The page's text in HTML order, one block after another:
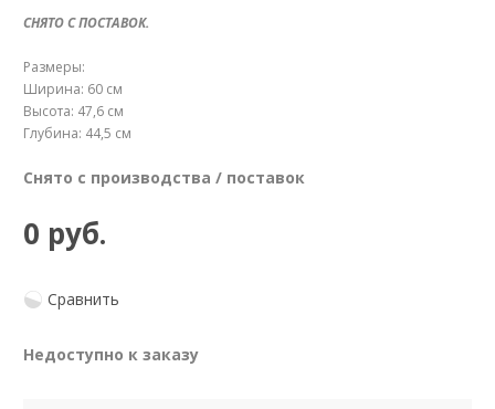
СНЯТО С ПОСТАВОК.
Размеры:
Ширина: 60 см
Высота: 47,6 см
Глубина: 44,5 см
Снято с производства / поставок
0 руб.
Сравнить
Недоступно к заказу